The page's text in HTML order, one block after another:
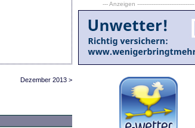
Dezember 2013 >
--- Anzeigen --------------------------------